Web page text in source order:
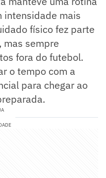
intensidade mais
físico fez parte
mas sempre
fora do futebol.
o tempo com a
para chegar ao